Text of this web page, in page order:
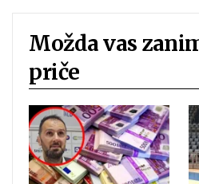
Možda vas
priče